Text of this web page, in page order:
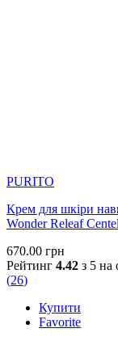
PURITO
Крем для шкіри
Wonder Releaf
670.00 грн
Рейтинг 4.42 з 5 на
(26)
Купити
Favorite